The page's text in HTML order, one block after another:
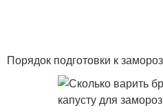
Порядок подготовки к